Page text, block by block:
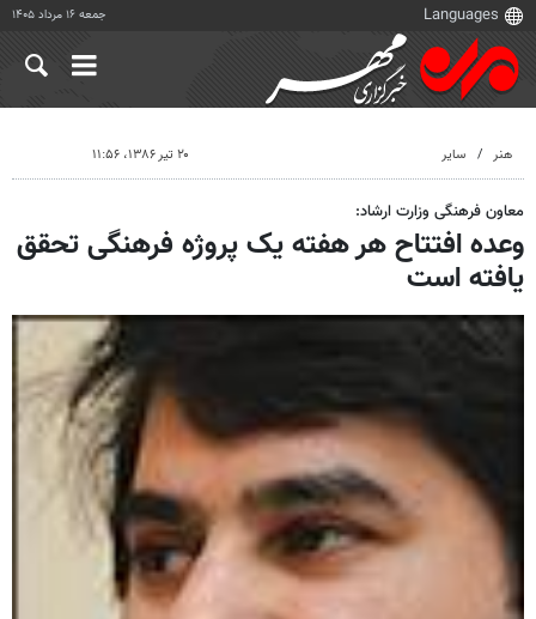
جمعه ۱۶ مرداد ۱۴۰۵
هنر سایر ۲۰ تیر ۱۳۸۶، ۱۱:۵۶
معاون فرهنگی وزارت ارشاد:
وعده افتتاح هر هفته یک پروژه فرهنگی تحقق
یافته است